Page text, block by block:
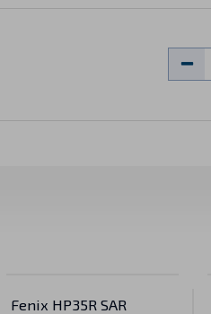
Fenix HP35R SAR